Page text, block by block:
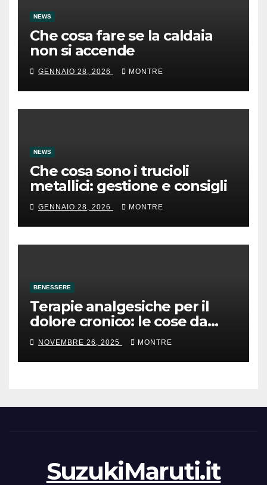
NEWS
Che cosa fare se la caldaia
non si accende
GENNAIO 28, 2026 MONTRE
NEWS
Che cosa sono i trucioli
metallici: gestione e consigli
GENNAIO 28, 2026 MONTRE
BENESSERE
Terapie analgesiche per il
dolore cronico: le cose da
sapere
NOVEMBRE 26, 2025 MONTRE
SuzukiMaruti.it